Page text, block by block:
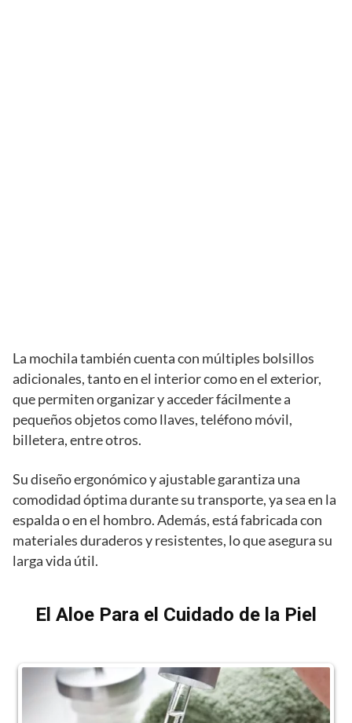
La mochila también cuenta con múltiples bolsillos
adicionales, tanto en el interior como en el exterior,
que permiten organizar y acceder fácilmente a
pequeños objetos como llaves, teléfono móvil,
billetera, entre otros.
Su diseño ergonómico y ajustable garantiza una
comodidad óptima durante su transporte, ya sea en la
espalda o en el hombro. Además, está fabricada con
materiales duraderos y resistentes, lo que asegura su
larga vida útil.
El Aloe Para el Cuidado de la Piel